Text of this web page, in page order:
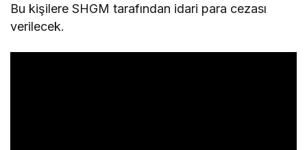
Bu kişilere SHGM tarafından idari para cezası
verilecek.